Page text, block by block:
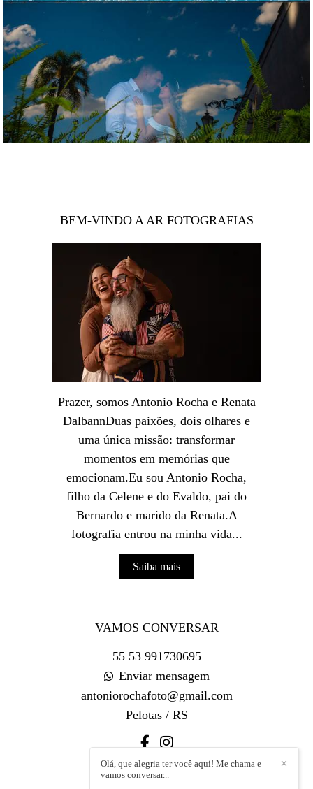
BEM-VINDO A AR FOTOGRAFIAS
Prazer, somos Antonio Rocha e Renata
DalbannDuas paixões, dois olhares e
uma única missão: transformar
momentos em memórias que
emocionam.Eu sou Antonio Rocha,
filho da Celene e do Evaldo, pai do
Bernardo e marido da Renata.A
fotografia entrou na minha vida...
Saiba mais
VAMOS CONVERSAR
55 53 991730695
Enviar mensagem
antoniorochafoto@gmail.com
Pelotas / RS
✕
Olá, que alegria ter você aqui! Me chama e
vamos conversar...